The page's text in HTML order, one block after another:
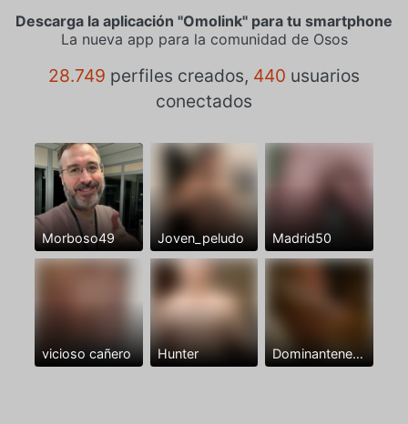
Descarga la aplicación "Omolink" para tu smartphone
La nueva app para la comunidad de Osos
28.749 perfiles creados, 440 usuarios
conectados
Morboso49 Joven_peludo Madrid50
vicioso cañero Hunter Dominantenegro ya